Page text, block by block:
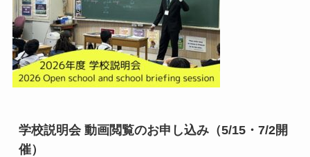
学校説明会 動画閲覧のお申し込み（5/15・7/2開
催）